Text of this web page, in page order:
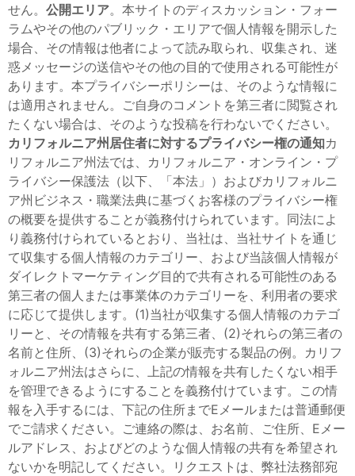
せん。 公開エリア。本サイトのディスカッション・フォー
ラムやその他のパブリック・エリアで個人情報を開示した
場合、その情報は他者によって読み取られ、収集され、迷
惑メッセージの送信やその他の目的で使用される可能性が
あります。本プライバシーポリシーは、そのような情報に
は適用されません。ご自身のコメントを第三者に閲覧され
たくない場合は、そのような投稿を行わないでください。
カリフォルニア州居住者に対するプライバシー権の通知カ
リフォルニア州法では、カリフォルニア・オンライン・プ
ライバシー保護法（以下、「本法」）およびカリフォルニ
ア州ビジネス・職業法典に基づくお客様のプライバシー権
の概要を提供することが義務付けられています。同法によ
り義務付けられているとおり、当社は、当社サイトを通じ
て収集する個人情報のカテゴリー、および当該個人情報が
ダイレクトマーケティング目的で共有される可能性のある
第三者の個人または事業体のカテゴリーを、利用者の要求
に応じて提供します。(1)当社が収集する個人情報のカテゴ
リーと、その情報を共有する第三者、(2)それらの第三者の
名前と住所、(3)それらの企業が販売する製品の例。カリフ
ォルニア州法はさらに、上記の情報を共有したくない相手
を管理できるようにすることを義務付けています。この情
報を入手するには、下記の住所までEメールまたは普通郵便
でご請求ください。ご連絡の際は、お名前、ご住所、Eメー
ルアドレス、およびどのような個人情報の共有を希望され
ないかを明記してください。リクエストは、弊社法務部宛